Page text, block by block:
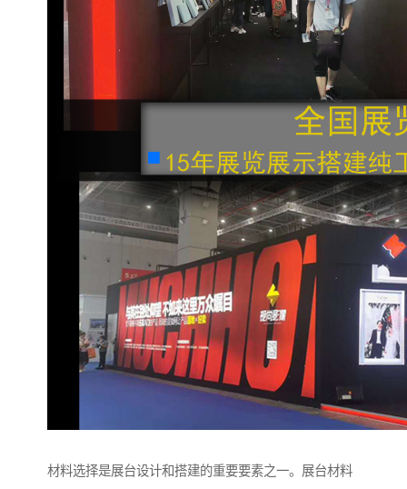
材料选择是展台设计和搭建的重要要素之一。展台材料